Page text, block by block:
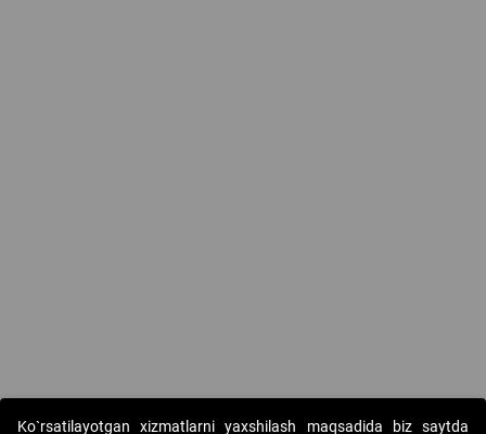
Ko`rsatilayotgan xizmatlarni yaxshilash maqsadida biz saytda